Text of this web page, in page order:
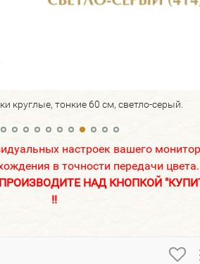
круглые, тонкие 60 см, светло-серый.
настроек вашего
в точности передачи цвета.
НАД КНОПКОЙ
!!